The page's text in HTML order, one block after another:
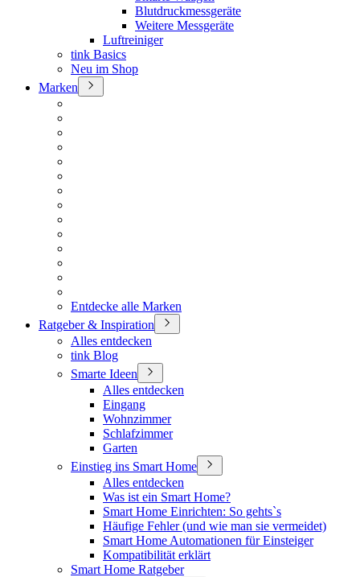
Blutdruckmessgeräte
Weitere Messgeräte
Luftreiniger
tink Basics
Neu im Shop
Marken
Entdecke alle Marken
Ratgeber & Inspiration
Alles entdecken
tink Blog
Smarte Ideen
Alles entdecken
Eingang
Wohnzimmer
Schlafzimmer
Garten
Einstieg ins Smart Home
Alles entdecken
Was ist ein Smart Home?
Smart Home Einrichten: So gehts`s
Häufige Fehler (und wie man sie vermeidet)
Smart Home Automationen für Einsteiger
Kompatibilität erklärt
Smart Home Ratgeber